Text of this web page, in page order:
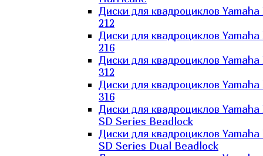
Диски для квадроциклов
212
Диски для квадроциклов
216
Диски для квадроциклов
312
Диски для квадроциклов
316
Диски для квадроциклов
SD Series Beadlock
Диски для квадроциклов
SD Series Dual Beadlock